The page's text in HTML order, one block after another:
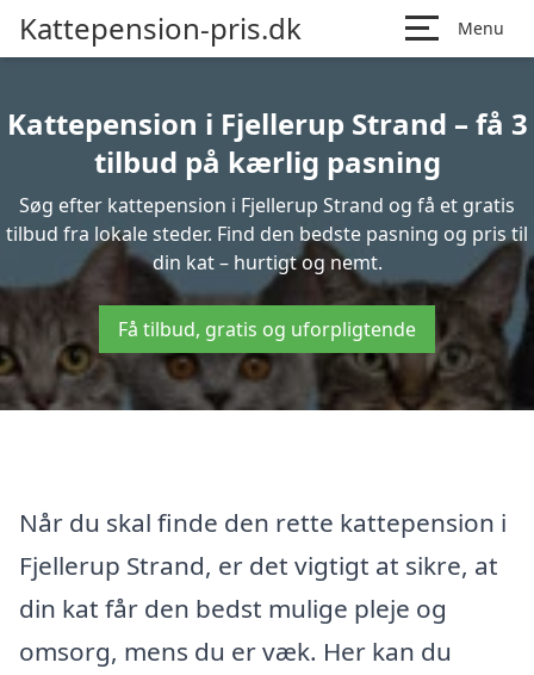
Kattepension-pris.dk Menu
Kattepension i Fjellerup Strand – få 3
tilbud på kærlig pasning
Søg efter kattepension i Fjellerup Strand og få et gratis
tilbud fra lokale steder. Find den bedste pasning og pris til
din kat – hurtigt og nemt.
Få tilbud, gratis og uforpligtende
Når du skal finde den rette kattepension i
Fjellerup Strand, er det vigtigt at sikre, at
din kat får den bedst mulige pleje og
omsorg, mens du er væk. Her kan du